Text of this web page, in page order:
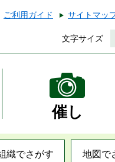
ご利用ガイド サイトマッ
文字サイズ
催し
織でさがす 地図で